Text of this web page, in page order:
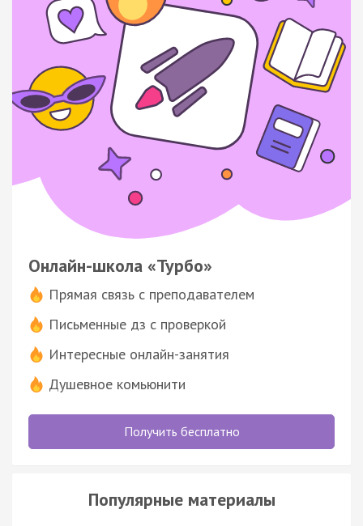
Онлайн-школа «Турбо»
Прямая связь с преподавателем
Письменные дз с проверкой
Интересные онлайн-занятия
Душевное комьюнити
Получить бесплатно
Популярные материалы